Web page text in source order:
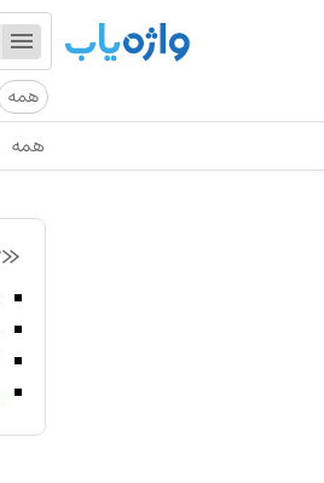
همه
همه
«daringly»